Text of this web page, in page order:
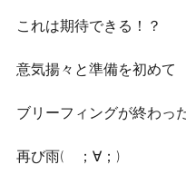
これは期待できる！？
意気揚々と準備を初めて
ブリーフィングが終わっ
再び雨(　；∀；)